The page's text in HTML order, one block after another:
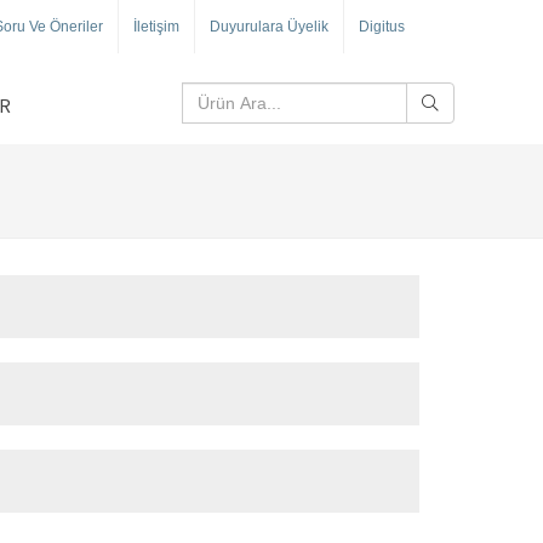
Ve Öneriler İletişim Duyurulara Üyelik Digitus